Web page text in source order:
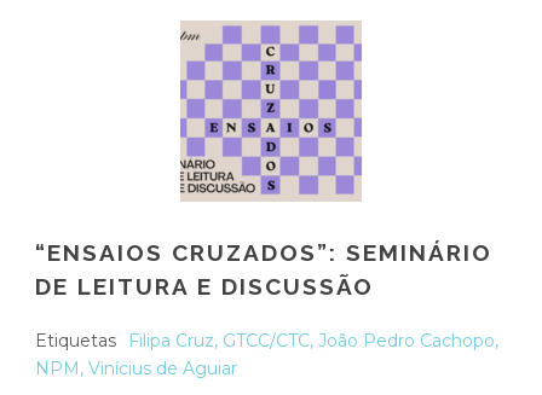
“ENSAIOS CRUZADOS”: SEMINÁRIO
DE LEITURA E DISCUSSÃO
Etiquetas Filipa Cruz, GTCC/CTC, João Pedro Cachopo,
NPM, Vinícius de Aguiar